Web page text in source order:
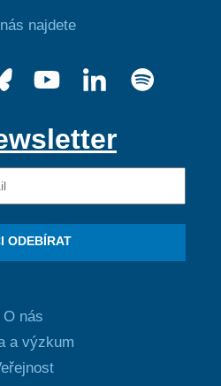
najdete
ODEBÍRAT
O nás
a výzkum